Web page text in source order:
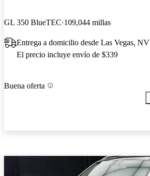
GL 350 BlueTEC 109,044 millas
Entrega a domicilio desde Las Vegas, NV
El precio incluye envío de $339
Buena oferta